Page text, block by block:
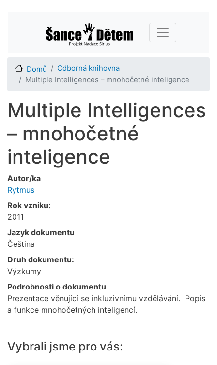
hlavnímu
obsahu
Main navigation
Domů
Odborná knihovna
Multiple Intelligences – mnohočetné inteligence
Multiple Intelligences
– mnohočetné
inteligence
Autor/ka
Rytmus
Rok vzniku:
2011
Jazyk dokumentu
Čeština
Druh dokumentu:
Výzkumy
Podrobnosti o dokumentu
Prezentace věnující se inkluzivnímu vzdělávání. Popis
a funkce mnohočetných inteligencí.
Vybrali jsme pro vás: